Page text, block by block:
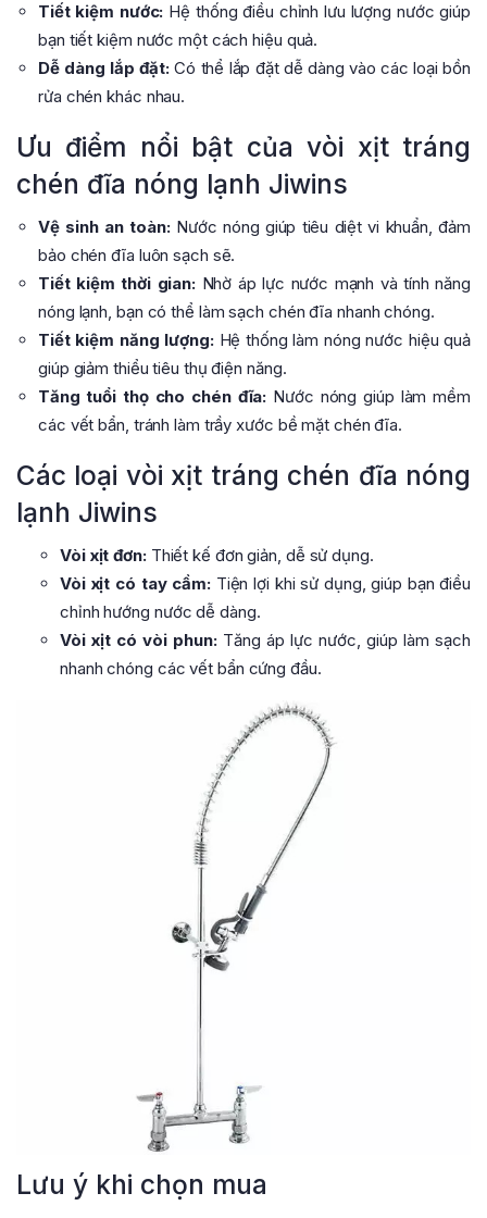
Tiết kiệm nước: Hệ thống điều chỉnh lưu lượng nước giúp
bạn tiết kiệm nước một cách hiệu quả.
Dễ dàng lắp đặt:Có thể lắp đặt dễ dàng vào các loại bồn
rửa chén khác nhau.
Ưu điểm nổi bật của vòi xịt tráng
chén đĩa nóng lạnh Jiwins
Vệ sinh an toàn:Nước nóng giúp tiêu diệt vi khuẩn, đảm
bảo chén đĩa luôn sạch sẽ.
Tiết kiệm thời gian: Nhờ áp lực nước mạnh và tính năng
nóng lạnh, bạn có thể làm sạch chén đĩa nhanh chóng.
Tiết kiệm năng lượng:Hệ thống làm nóng nước hiệu quả
giúp giảm thiểu tiêu thụ điện năng.
Tăng tuổi thọ cho chén đĩa: Nước nóng giúp làm mềm
các vết bẩn, tránh làm trầy xước bề mặt chén đĩa.
Các loại vòi xịt tráng chén đĩa nóng
lạnh Jiwins
Vòi xịt đơn:Thiết kế đơn giản, dễ sử dụng.
Vòi xịt có tay cầm:Tiện lợi khi sử dụng, giúp bạn điều
chỉnh hướng nước dễ dàng.
Vòi xịt có vòi phun:Tăng áp lực nước, giúp làm sạch
nhanh chóng các vết bẩn cứng đầu.
Lưu ý khi chọn mua